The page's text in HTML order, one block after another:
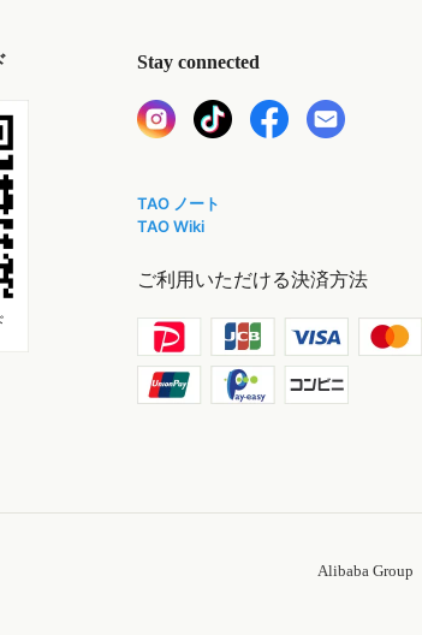
Stay connected
TAO ノート
TAO Wiki
ご利用いただける決済方法
Alibaba Group